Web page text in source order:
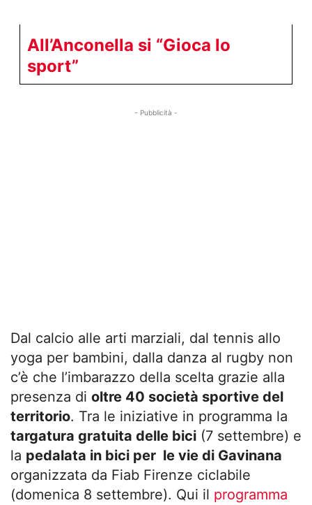
All’Anconella si “Gioca lo
sport”
- Pubblicità -
Dal calcio alle arti marziali, dal tennis allo
yoga per bambini, dalla danza al rugby non
c’è che l’imbarazzo della scelta grazie alla
presenza di oltre 40 società sportive del
territorio. Tra le iniziative in programma la
targatura gratuita delle bici (7 settembre) e
la pedalata in bici per le vie di Gavinana
organizzata da Fiab Firenze ciclabile
(domenica 8 settembre). Qui il programma